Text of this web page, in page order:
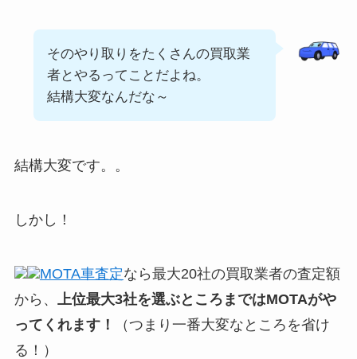
そのやり取りをたくさんの買取業
者とやるってことだよね。
結構大変なんだな～
結構大変です。。
しかし！
MOTA車査定なら最大20社の買取業者の査定額
から、
上位最大3社を選ぶところまではMOTAがや
ってくれます！
（つまり一番大変なところを省け
る！）